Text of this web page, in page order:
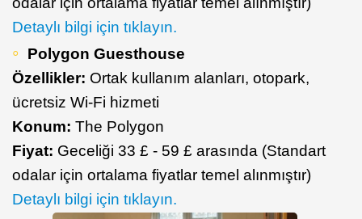
Detaylı bilgi için tıklayın.
Polygon Guesthouse
Özellikler: Ortak kullanım alanları, otopark,
ücretsiz Wi-Fi hizmeti
Konum: The Polygon
Fiyat: Geceliği 33 £ - 59 £ arasında (Standart
odalar için ortalama fiyatlar temel alınmıştır)
Detaylı bilgi için tıklayın.